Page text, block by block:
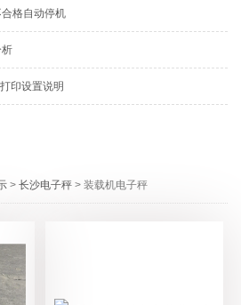
格自动停机
印设置说明
>长沙电子秤 > 装载机电子秤